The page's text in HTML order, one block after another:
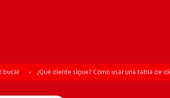
bucal ¿Qué diente sigue? Cómo usar una tabla de